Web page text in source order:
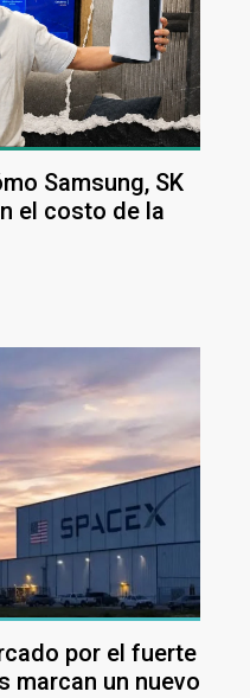
Samsung, SK
el costo de la
por el fuerte
marcan un nuevo